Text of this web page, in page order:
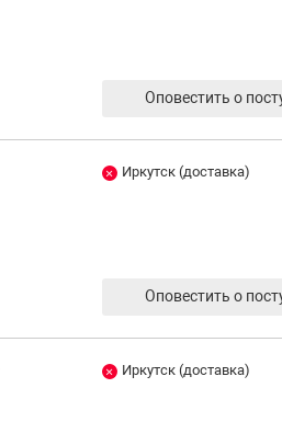
Оповестить о
Иркутск (доставка)
Оповестить о
Иркутск (доставка)